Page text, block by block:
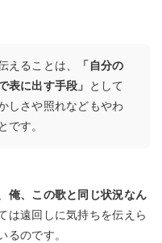
えることは、
「自分の
表に出す手段」
として
しさや照れなどもやわ
です。
、俺、この歌と同じ状況なん
は遠回しに気持ちを伝えら
るのです。